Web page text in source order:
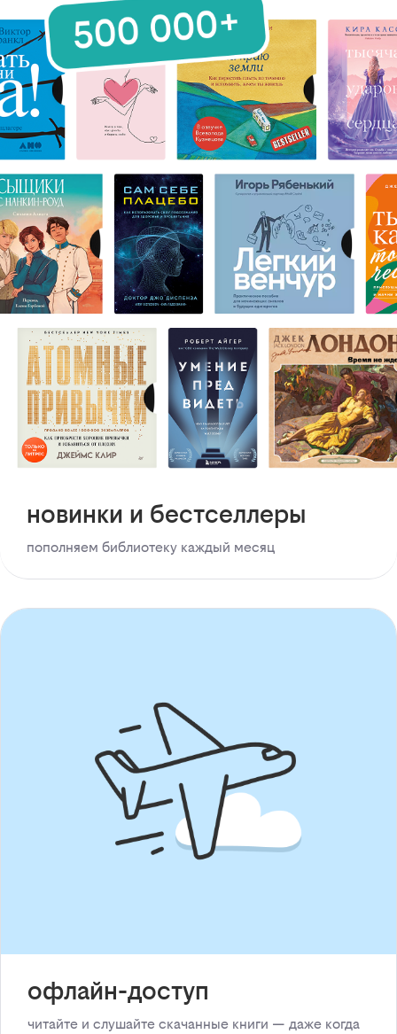
новинки и бестселлеры
пополняем библиотеку каждый месяц
офлайн-доступ
читайте и слушайте скачанные книги — даже когда